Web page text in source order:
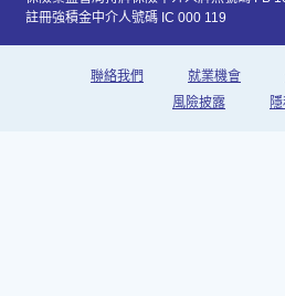
註冊強積金中介人號碼 IC 000 119
聯絡我們 就業機會
風險披露